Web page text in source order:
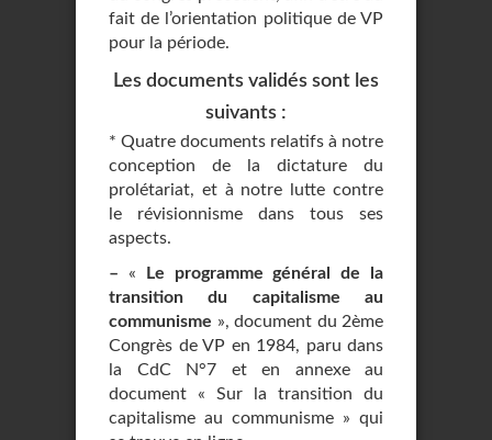
fait de l’orientation politique de VP
pour la période.
Les documents validés sont les
suivants :
* Quatre documents relatifs à notre
conception de la dictature du
prolétariat, et à notre lutte contre
le révisionnisme dans tous ses
aspects.
– «
Le programme général de la
transition du capitalisme au
communisme », document du 2ème
Congrès de VP en 1984, paru dans
la CdC N°7 et en annexe au
document « Sur la transition du
capitalisme au communisme » qui